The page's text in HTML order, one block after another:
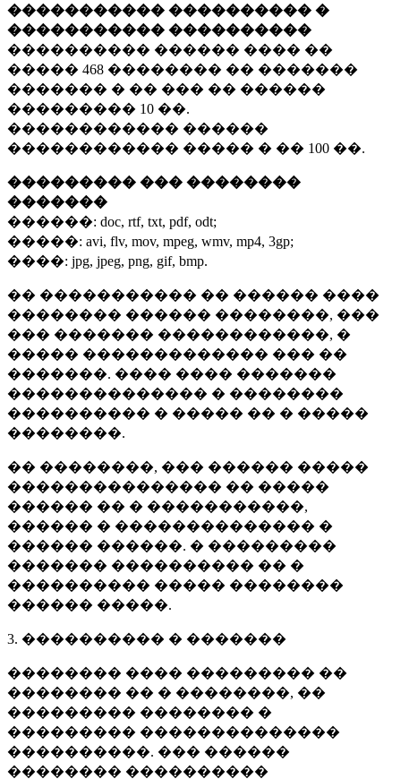
����������� ���������� �
����������� ����������
���������� ������ ���� ��
����� 468 �������� �� �������
������� � �� ��� �� ������
��������� 10 ��.
������������ ������
������������ ����� � �� 100 ��.
��������� ��� ��������
�������
������: doc, rtf, txt, pdf, odt;
�����: avi, flv, mov, mpeg, wmv, mp4, 3gp;
����: jpg, jpeg, png, gif, bmp.
�� ����������� �� ������ ����
�������� ������ ��������, ���
��� ������� ������������, �
����� ������������� ��� ��
�������. ���� ���� �������
�������������� � ��������
���������� � ����� �� � �����
��������.
�� ��������, ��� ������ �����
��������������� �� �����
������ �� � �����������,
������ � �������������� �
������ ������. � ���������
������� ���������� �� �
���������� ����� ��������
������ �����.
3. ���������� � �������
�������� ���� ��������� ��
�������� �� � ��������, ��
��������� �������� �
��������� ��������������
����������. ��� ������
�������� ����������